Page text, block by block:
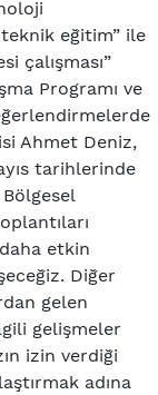
teknik eğitim” ile
çalışması”
Programı ve
Ahmet Deniz,
tarihlerinde
etkin
Diğer
gelen
gelişmeler
izin verdiği
adına